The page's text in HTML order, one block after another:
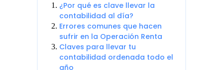
¿Por qué es clave llevar la
contabilidad al día?
Errores comunes que hacen
sufrir en la Operación Renta
Claves para llevar tu
contabilidad ordenada todo el
año